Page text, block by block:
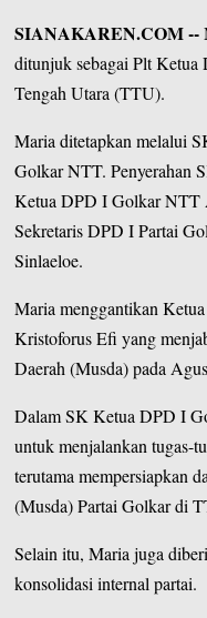
SIANAKAREN.COM--
ditunjuk sebagai Plt
Tengah Utara (TTU).
Maria ditetapkan melalui
Golkar NTT. Penyerahan
Ketua DPD I Golkar NTT
Sekretaris DPD I Partai
Sinlaeloe.
Maria menggantikan
Kristoforus Efi yang
Daerah (Musda) pada
Dalam SK Ketua DPD I
untuk menjalankan tugas-
terutama mempersiapkan
(Musda) Partai Golkar di
Selain itu, Maria juga
konsolidasi internal partai.